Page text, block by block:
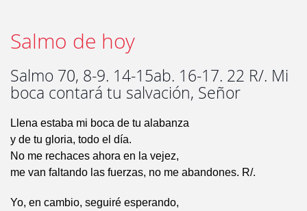
Salmo de hoy
Salmo 70, 8-9. 14-15ab. 16-17. 22 R/. Mi
boca contará tu salvación, Señor
Llena estaba mi boca de tu alabanza
y de tu gloria, todo el día.
No me rechaces ahora en la vejez,
me van faltando las fuerzas, no me abandones. R/.
Yo, en cambio, seguiré esperando,